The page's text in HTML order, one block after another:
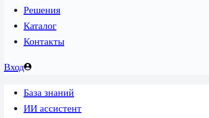
Решения
Каталог
Контакты
Вход
База знаний
ИИ ассистент